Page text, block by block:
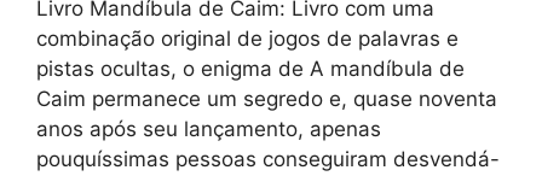
Livro Mandíbula de Caim: Livro com uma
combinação original de jogos de palavras e
pistas ocultas, o enigma de A mandíbula de
Caim permanece um segredo e, quase noventa
anos após seu lançamento, apenas
pouquíssimas pessoas conseguiram desvendá-